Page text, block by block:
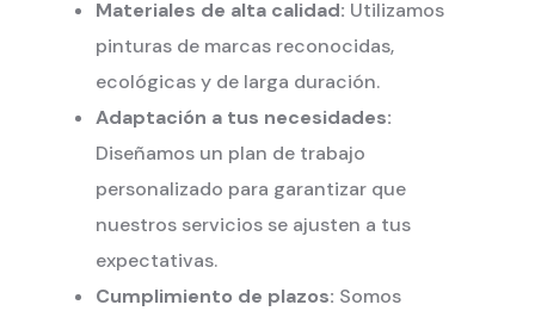
Materiales de alta calidad: Utilizamos
pinturas de marcas reconocidas,
ecológicas y de larga duración.
Adaptación a tus necesidades:
Diseñamos un plan de trabajo
personalizado para garantizar que
nuestros servicios se ajusten a tus
expectativas.
Cumplimiento de plazos: Somos